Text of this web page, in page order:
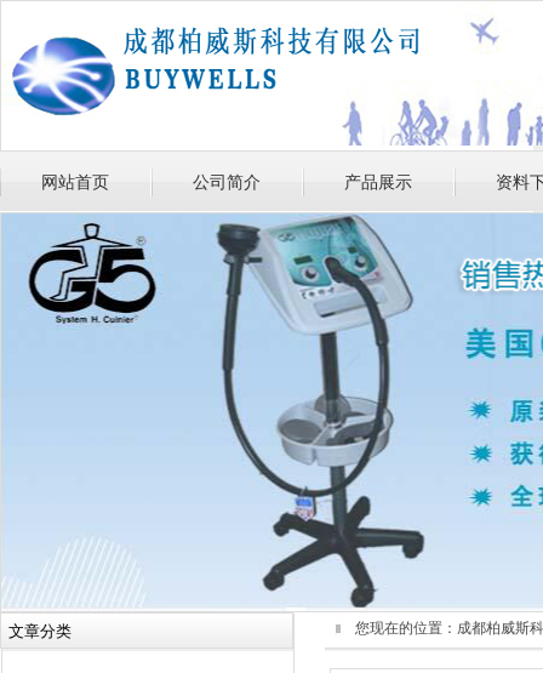
网站首页 公司简介 产品展示 资料
您现在的位置： 成都柏威斯
文章分类